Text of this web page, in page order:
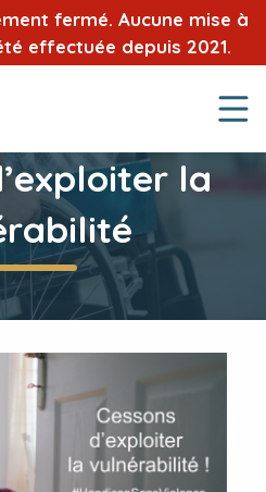
fermé. Aucune mise à
effectuée depuis 2021.
la